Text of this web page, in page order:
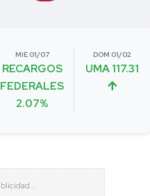
MIE 01/07
RECARGOS
FEDERALES
2.07%
DOM 01/02
UMA 117.31